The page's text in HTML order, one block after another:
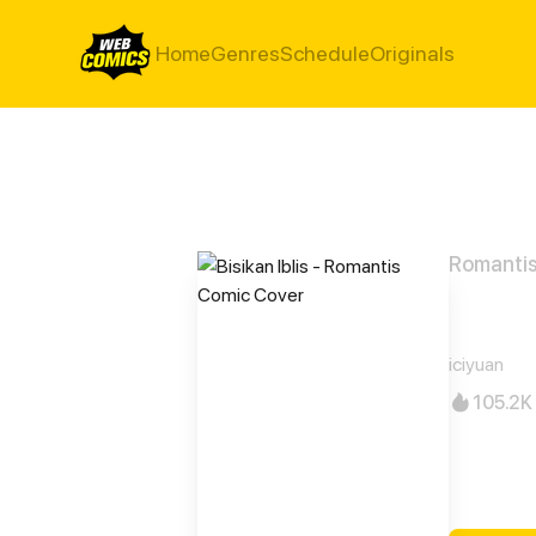
HomeGenresScheduleOriginals
Romantis
iciyuan
105.2K